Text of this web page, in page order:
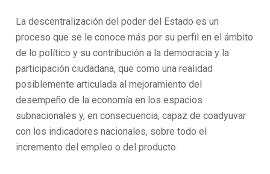
La descentralización del poder del Estado es un
proceso que se le conoce más por su perfil en el ámbito
de lo político y su contribución a la democracia y la
participación ciudadana, que como una realidad
posiblemente articulada al mejoramiento del
desempeño de la economía en los espacios
subnacionales y, en consecuencia, capaz de coadyuvar
con los indicadores nacionales, sobre todo el
incremento del empleo o del producto.